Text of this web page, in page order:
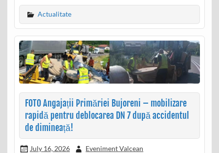
Actualitate
FOTO Angajații Primăriei Bujoreni – mobilizare
rapidă pentru deblocarea DN 7 după accidentul
de dimineață!
July 16, 2026 Eveniment Valcean